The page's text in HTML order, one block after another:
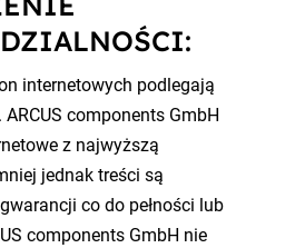
internetowych podlegają
components GmbH
z najwyższą
jednak treści są
co do pełności lub
components GmbH nie